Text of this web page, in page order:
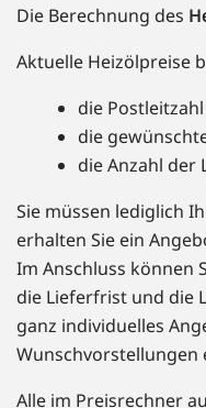
Die Berechnung des
Aktuelle Heizölpreise
die
die
die Anzahl der
Sie müssen lediglich
erhalten Sie ein
Im Anschluss können
die Lieferfrist und die
ganz individuelles
Wunschvorstellungen
Alle im Preisrechner